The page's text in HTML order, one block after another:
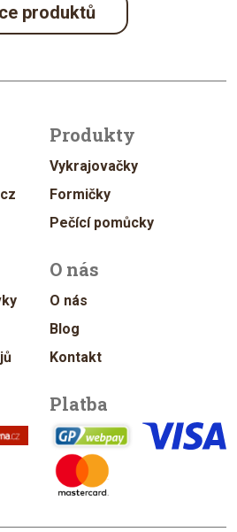
produktů
Produkty
Vykrajovačky
Formičky
Pečící pomůcky
O nás
O nás
Blog
Kontakt
Platba